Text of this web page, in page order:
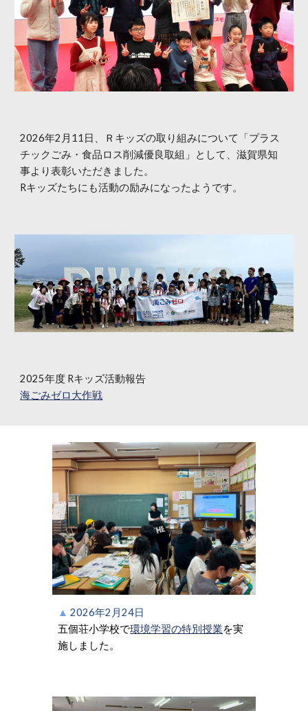
2026年2月11日、Ｒキッズの取り組みについて「プラス
チックごみ・食品ロス削減優良取組」として、滋賀県知
事より表彰いただきました。
Rキッズたちにも活動の励みになったようです。
2025年度 Rキッズ活動報告
海ごみゼロ大作戦
▲2026年2 月24日
五個荘小学校で環境学習の特別授業を実
施しました。